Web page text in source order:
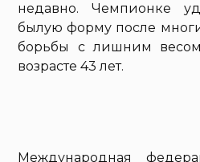
недавно. Чемпионке
былую форму после
борьбы с лишним
возрасте 43 лет.
Международная